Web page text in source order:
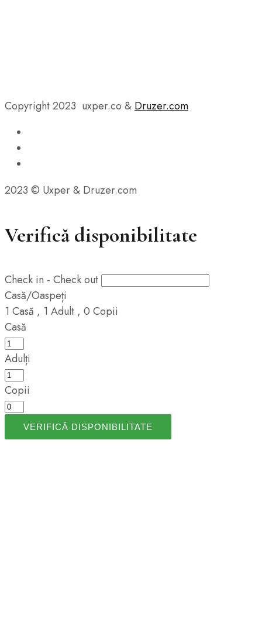
Copyright 2023 uxper.co & Druzer.com
2023 © Uxper & Druzer.com
Verifică disponibilitate
Check in - Check out
Casă/Oaspeți
1 Casă , 1 Adult , 0 Copii
Casă
Adulți
Copii
VERIFICĂ DISPONIBILITATE